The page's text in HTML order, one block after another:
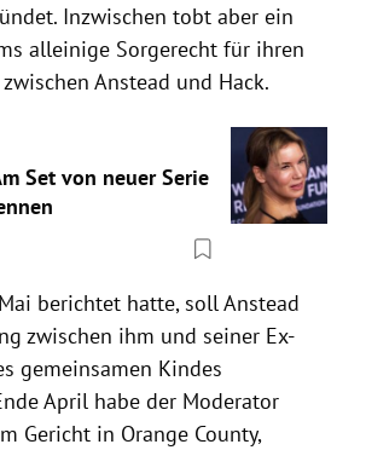
Inzwischen tobt aber ein
alleinige Sorgerecht für ihren
Anstead und Hack.
Set von neuer Serie
berichtet hatte, soll Anstead
zwischen ihm und seiner Ex-
gemeinsamen Kindes
April habe der Moderator
Gericht in Orange County,